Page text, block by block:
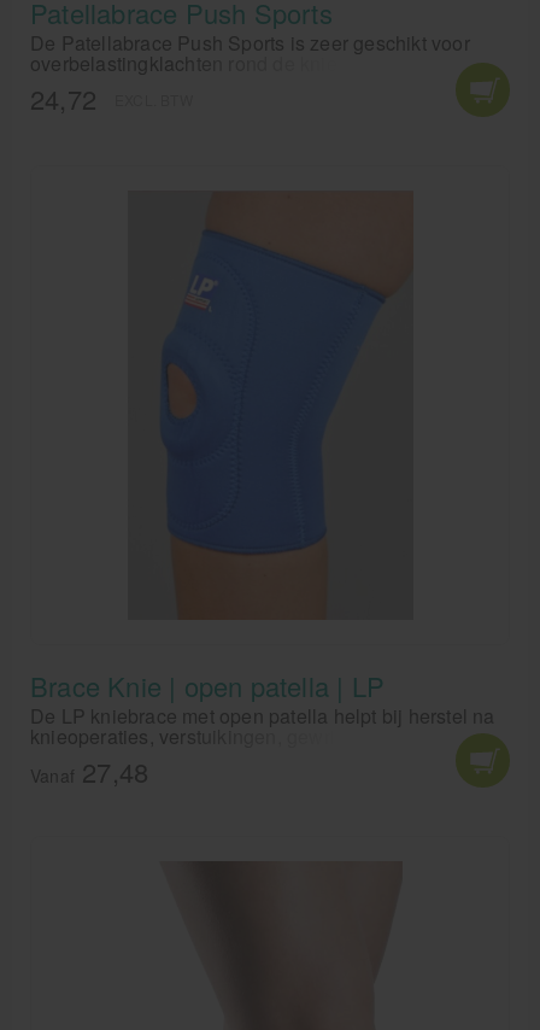
Patellabrace Push Sports
De Patellabrace Push Sports is zeer geschikt voor
overbelastingklachten rond de knieschijf. De Pelotte in
de Patellabrace van Push Sports oefent druk uit op de
kniepees onder de knieschij en vermindert zo
24,72
Brace Knie | open patella | LP
De LP kniebrace met open patella helpt bij herstel na
knieoperaties, verstuikingen, gewrichtsontstekingen
en als bescherming tegen schaafwonden.
Vanaf 27,48